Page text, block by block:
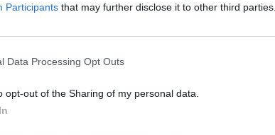
Participants that may further disclose it to other third parties.
Data Processing Opt Outs
opt-out of the Sharing of my personal data.